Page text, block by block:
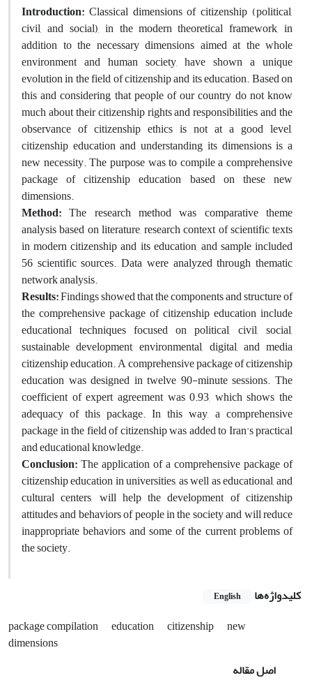
Introduction: Classical dimensions of citizenship (political,
civil, and social), in the modern theoretical framework, in
addition to the necessary dimensions aimed at the whole
environment and human society, have shown a unique
evolution in the field of citizenship and its education. Based on
this and considering that people of our country do not know
much about their citizenship rights and responsibilities and the
observance of citizenship ethics is not at a good level,
citizenship education and understanding its dimensions is a
new necessity. The purpose was to compile a comprehensive
package of citizenship education based on these new
dimensions.
Method: The research method was comparative theme
analysis based on literature, research context of scientific texts
in modern citizenship and its education, and sample included
56 scientific sources. Data were analyzed through thematic
network analysis.
Results:Findings showed that the components and structure of
the comprehensive package of citizenship education include
educational techniques focused on political, civil, social,
sustainable development, environmental, digital, and media
citizenship education. A comprehensive package of citizenship
education was designed in twelve 90-minute sessions. The
coefficient of expert agreement was 0.93, which shows the
adequacy of this package. In this way, a comprehensive
package in the field of citizenship was added to Iran's practical
and educational knowledge.
Conclusion:The application of a comprehensive package of
citizenship education in universities, as well as educational, and
cultural centers, will help the development of citizenship
attitudes and behaviors of people in the society and will reduce
inappropriate behaviors and some of the current problems of
the society.
کلیدواژه‌ها English
package compilation education citizenship
new
dimensions
اصل مقاله